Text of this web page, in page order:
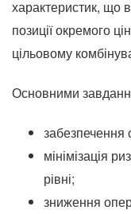
характеристик, що
позиції окремого
цільовому
Основними
забезпечення
мінімізація
рівні;
зниження